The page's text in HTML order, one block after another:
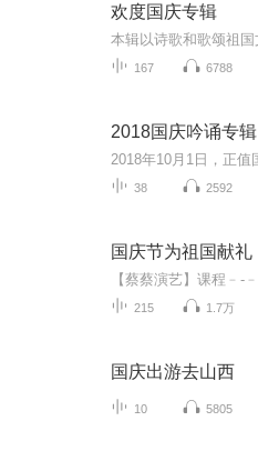
欢度国庆专辑
167 6788
2018国庆吟诵专辑
38 2592
国庆节为祖国献礼
215 1.7万
国庆出游去山西
10 5805